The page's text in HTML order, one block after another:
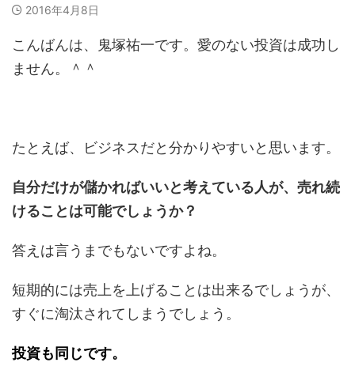
2016年4月8日
こんばんは、鬼塚祐一です。愛のない投資は成功し
ません。＾＾
たとえば、ビジネスだと分かりやすいと思います。
自分だけが儲かればいいと考えている人が、売れ続
けることは可能でしょうか？
答えは言うまでもないですよね。
短期的には売上を上げることは出来るでしょうが、
すぐに淘汰されてしまうでしょう。
投資も同じです。